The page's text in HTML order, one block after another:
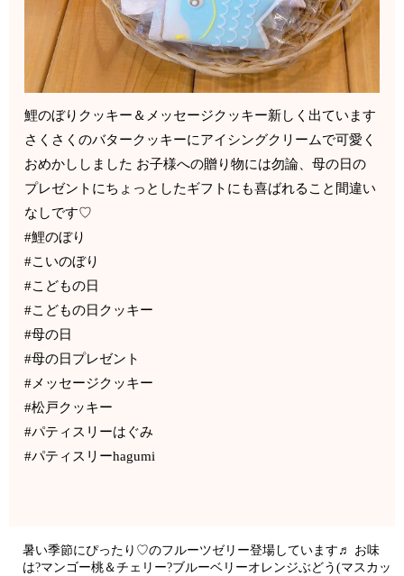
鯉のぼりクッキー＆メッセージクッキー新しく出ています
さくさくのバタークッキーにアイシングクリームで可愛く
おめかししました お子様への贈り物には勿論、母の日の
プレゼントにちょっとしたギフトにも喜ばれること間違い
なしです♡
#鯉のぼり
#こいのぼり
#こどもの日
#こどもの日クッキー
#母の日
#母の日プレゼント
#メッセージクッキー
#松戸クッキー
#パティスリーはぐみ
#パティスリーhagumi
暑い季節にぴったり♡のフルーツゼリー登場しています♬ お味
は?マンゴー桃＆チェリー?ブルーベリーオレンジぶどう(マスカッ